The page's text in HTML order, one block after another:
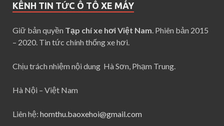
KÊNH TIN TỨC Ô TÔ XE MÁY
Giữ bản quyền Tạp chí xe hơi Việt Nam. Phiên bản 2015
– 2020. Tin tức chính thống xe hơi.
Chịu trách nhiệm nội dung Hà Sơn, Phạm Trung.
Hà Nội – Việt Nam
Liên hệ: homthu.baoxehoi@gmail.com